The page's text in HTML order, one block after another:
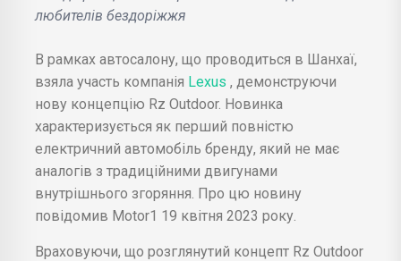
любителів бездоріжжя
В рамках автосалону, що проводиться в Шанхаї,
взяла участь компанія Lexus , демонструючи
нову концепцію Rz Outdoor. Новинка
характеризується як перший повністю
електричний автомобіль бренду, який не має
аналогів з традиційними двигунами
внутрішнього згоряння. Про цю новину
повідомив Motor1 19 квітня 2023 року.
Враховуючи, що розглянутий концепт Rz Outdoor